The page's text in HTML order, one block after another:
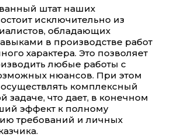
штат наших
исключительно из
обладающих
в производстве работ
характера. Это позволяет
любые работы с
нюансов. При этом
комплексный
задаче, что дает, в конечном
эффект к полному
требований и личных